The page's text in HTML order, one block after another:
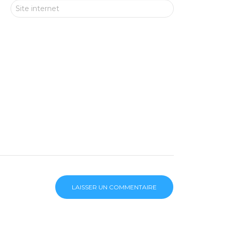
Site internet